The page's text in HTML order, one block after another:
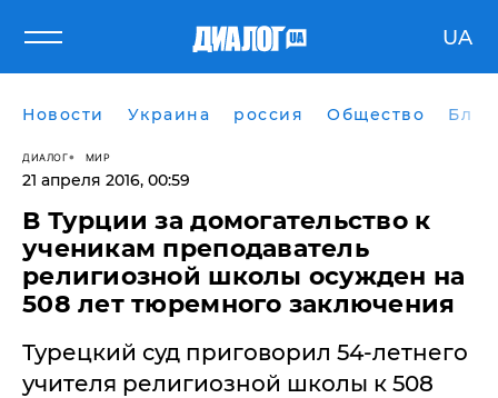
UA
Новости Украина россия Общество
ДИАЛОГ МИР
21 апреля 2016, 00:59
В Турции за домогательство к
ученикам преподаватель
религиозной школы осужден на
508 лет тюремного заключения
Турецкий суд приговорил 54-летнего
учителя религиозной школы к 508